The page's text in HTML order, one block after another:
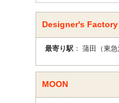
Designer's Factory
最寄り駅 ： 蒲田（東
MOON